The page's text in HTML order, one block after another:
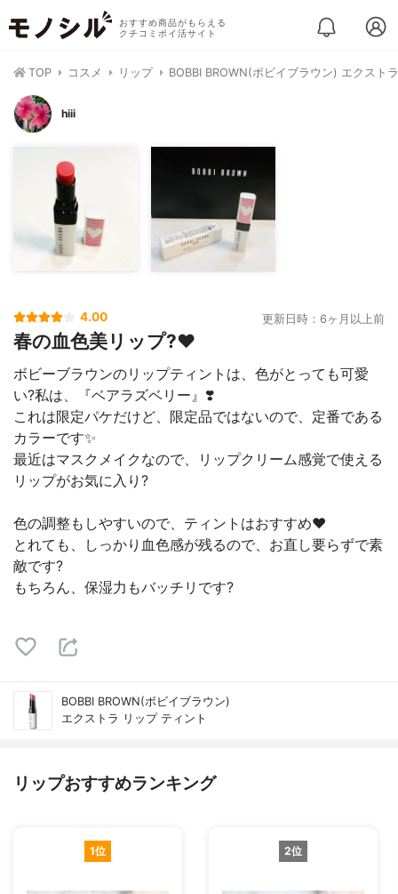
おすすめ商品がもらえる
クチコミポイ活サイト
TOP コスメ リップ BOBBI BROWN(ボビイブラウン) エクスト
hiii
4.00 更新日時：6ヶ月以上前
春の血色美リップ?❤️
ボビーブラウンのリップティントは、色がとっても可愛
い?私は、『ベアラズベリー』❣️
これは限定パケだけど、限定品ではないので、定番である
カラーです✨
最近はマスクメイクなので、リップクリーム感覚で使える
リップがお気に入り?
色の調整もしやすいので、ティントはおすすめ❤️
とれても、しっかり血色感が残るので、お直し要らずで素
敵です?
もちろん、保湿力もバッチリです?
BOBBI BROWN(ボビイブラウン)
エクストラ リップ ティント
リップおすすめランキング
1位 2位